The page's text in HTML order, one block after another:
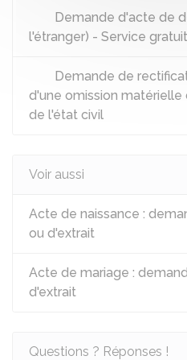
Demande d'acte de
l'étranger) - Service gratuit
Demande de
d'une omission
de l'état civil
Voir aussi
Acte de naissance :
ou d'extrait
Acte de mariage :
d'extrait
Questions ? Réponses !